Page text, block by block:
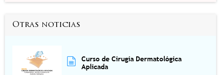
Otras noticias
Curso de Cirugía Dermatológica
Aplicada